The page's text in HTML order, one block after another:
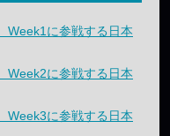
Week1に参戦する日本
Week2に参戦する日本
Week3に参戦する日本